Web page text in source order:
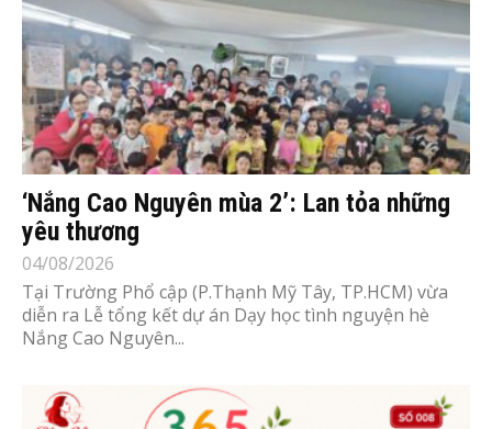
‘Nắng Cao Nguyên mùa 2’: Lan tỏa những
yêu thương
04/08/2026
Tại Trường Phổ cập (P.Thạnh Mỹ Tây, TP.HCM) vừa
diễn ra Lễ tổng kết dự án Dạy học tình nguyện hè
Nắng Cao Nguyên...